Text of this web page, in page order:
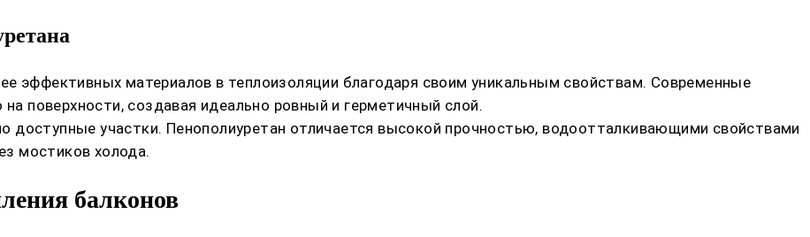
эффективных материалов в теплоизоляции благодаря своим уникальным свойствам. Современные
поверхности, создавая идеально ровный и герметичный слой.
доступные участки. Пенополиуретан отличается высокой прочностью, водоотталкивающими свойствами
мостиков холода.
балконов